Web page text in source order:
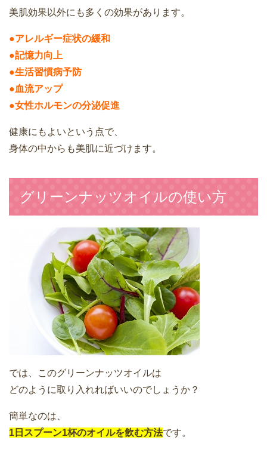
美肌効果以外にも多くの効果があります。
●アレルギー症状の緩和
●記憶力向上
●生活習慣病予防
●血流アップ
●女性ホルモンの分泌促進
健康にもよいという点で、
身体の中からも美肌に近づけます。
グリーンナッツオイルの使い方
では、このグリーンナッツオイルは
どのように取り入れればいいのでしょうか？
簡単なのは、
1日スプーン1杯のオイルを飲む方法です。